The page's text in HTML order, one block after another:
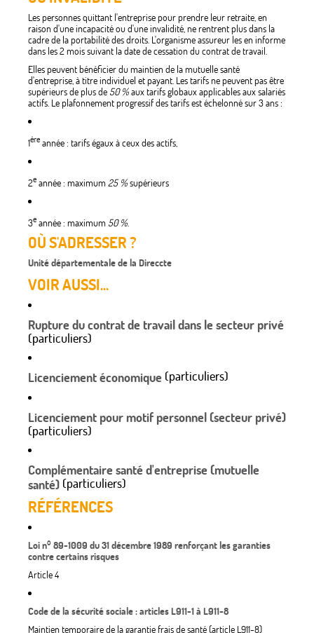
Les personnes quittant l'entreprise pour prendre leur retraite, en
raison d'une incapacité ou d'une invalidité, ne rentrent plus dans la
cadre de la portabilité des droits. L'organisme assureur les en informe
dans les 2 mois suivant la date de cessation du contrat de travail.
Elles peuvent bénéficier du maintien de la mutuelle santé
d'entreprise, à titre individuel et payant. Les tarifs ne peuvent pas être
supérieurs de plus de 50 %aux tarifs globaux applicables aux salariés
actifs. Le plafonnement progressif des tarifs est échelonné sur 3 ans :
1ère année : tarifs égaux à ceux des actifs,
2e année : maximum25 %supérieurs
3e année : maximum 50 %
OÙ S'ADRESSER ?
Unité départementale de la Direccte
VOIR AUSSI...
Rupture du contrat de travail dans le secteur privé
(particuliers)
Licenciement économique (particuliers)
Licenciement pour motif personnel (secteur privé)
(particuliers)
Complémentaire santé d'entreprise (mutuelle
santé) (particuliers)
RÉFÉRENCES
Loi n° 89-1009 du 31 décembre 1989 renforçant les garanties
contre certains risques
Article 4
Code de la sécurité sociale : articles L911-1 à L911-8
Maintien temporaire de la garantie frais de santé (article L911-8)